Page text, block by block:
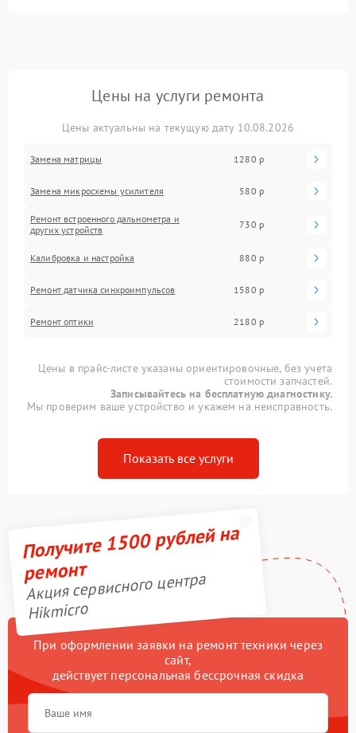
Цены на услуги ремонта
Цены актуальны на текущую дату 10.08.2026
Замена матрицы 1280 р
Замена микросхемы усилителя 580 р
Ремонт встроенного дальнометра и
других устройств
730 р
Калибровка и настройка 880 р
Ремонт датчика синхроимпульсов 1580 р
Ремонт оптики 2180 р
Цены в прайс-листе указаны ориентировочные, без учета
стоимости запчастей.
Записывайтесь на бесплатную диагностику.
Мы проверим ваше устройство и укажем на неисправность.
Показать все услуги
Получите 1500 рублей на
ремонт
Акция сервисного центра
Hikmicro
При оформлении заявки на ремонт техники через
сайт,
действует персональная бессрочная скидка